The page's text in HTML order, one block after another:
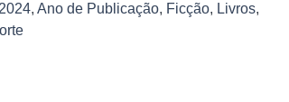
2024, Ano de Publicação, Ficção, Livros,